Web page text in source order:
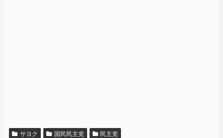
サヨク 国民民主党 民主党